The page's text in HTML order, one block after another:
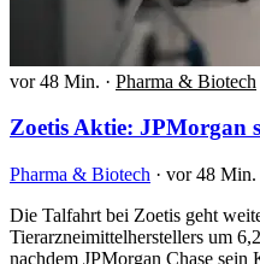
vor 48 Min. · Pharma & Biotech
Zoetis Aktie: JPMorgan
Pharma & Biotech · vor 48 Min.
Die Talfahrt bei Zoetis geht
Tierarzneimittelherstellers um
nachdem JPMorgan Chase